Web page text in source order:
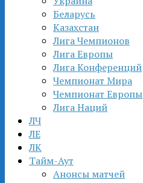
Беларусь
Казахстан
Лига Чемпионов
Лига Европы
Лига Конференций
Чемпионат Мира
Чемпионат Европы
Лига Наций
ЛЧ
ЛЕ
ЛК
Тайм-Аут
Анонсы матчей